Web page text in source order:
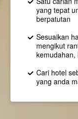
yang tepat
berpatutan
Sesuaikan
mengikut
kemudahan,
Cari hotel
yang anda